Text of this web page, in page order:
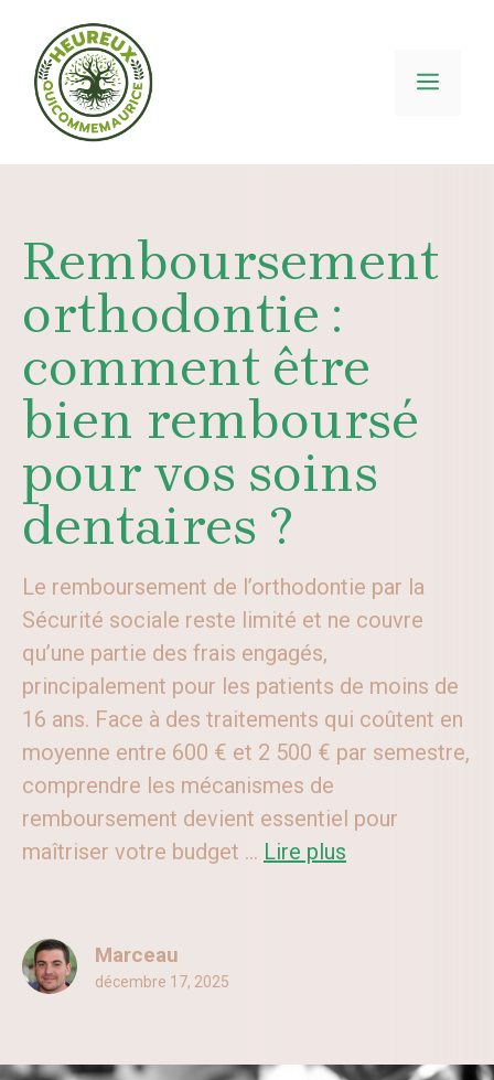
contenu
Remboursement
orthodontie :
comment être
bien remboursé
pour vos soins
dentaires ?
Le remboursement de l’orthodontie par la
Sécurité sociale reste limité et ne couvre
qu’une partie des frais engagés,
principalement pour les patients de moins de
16 ans. Face à des traitements qui coûtent en
moyenne entre 600 € et 2 500 € par semestre,
comprendre les mécanismes de
remboursement devient essentiel pour
maîtriser votre budget ... Lire plus
Marceau
décembre 17, 2025